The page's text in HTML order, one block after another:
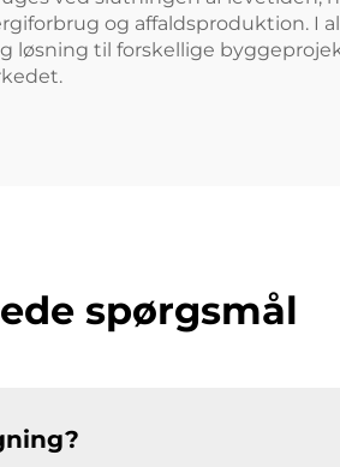
og affaldsproduktion. I
løsning til forskellige
spørgsmål